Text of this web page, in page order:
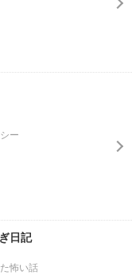
ー
日記
怖い話